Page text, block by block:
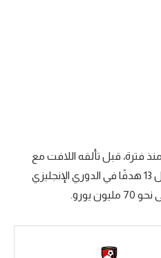
منذ فترة، قبل تألقه اللافت مع
بورنموث هذا الموسم، حيث سجل 13 هدفًا في الدوري الإنجليزي
يورو.